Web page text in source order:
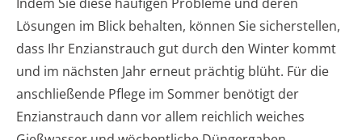
Lösungen im Blick behalten, können Sie sicherstellen,
dass Ihr Enzianstrauch gut durch den Winter kommt
und im nächsten Jahr erneut prächtig blüht. Für die
anschließende Pflege im Sommer benötigt der
Enzianstrauch dann vor allem reichlich weiches